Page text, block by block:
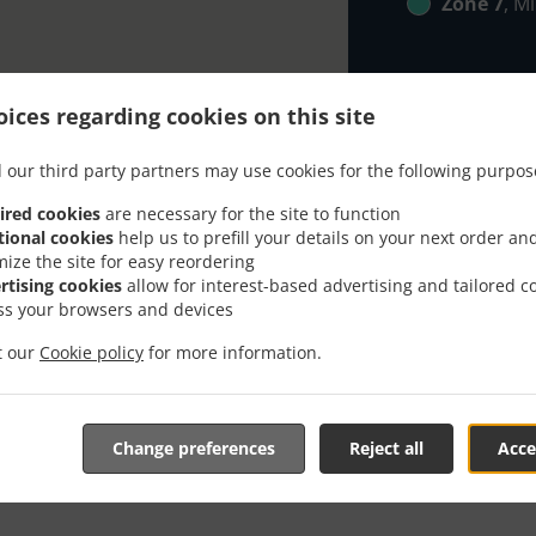
regarding cookies on this site
our third party partners may use cookies for the following
cookies are necessary for the site to function
cookies help us to prefill your details on your next order
the site for easy reordering
cookies allow for interest-based advertising and tailored
your browsers and devices
our Cookie policy for more information.
Reject all
Change preferences
Sa Dostavom U
u Звездара i sa zadovoljstvom će mo preuzeti vašu
jelovnik i pošaljite nam porudžbinu kada budete
porudžbinu i pošaljemo potvrdu prijema sa